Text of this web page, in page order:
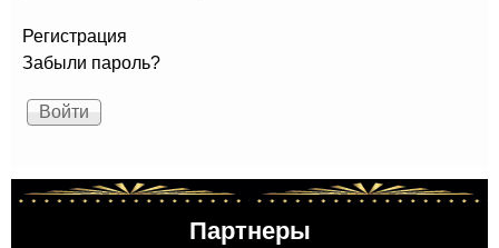
Регистрация
Забыли пароль?
Партнеры